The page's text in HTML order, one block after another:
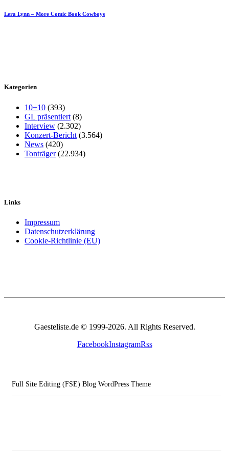
Lera Lynn – More Comic Book Cowboys
Kategorien
10+10 (393)
GL präsentiert (8)
Interview (2.302)
Konzert-Bericht (3.564)
News (420)
Tonträger(22.934)
Links
Impressum
Datenschutzerklärung
Cookie-Richtlinie (EU)
Gaesteliste.de © 1999-2026. All Rights Reserved.
FacebookInstagramRss
Full Site Editing (FSE) Blog WordPress Theme